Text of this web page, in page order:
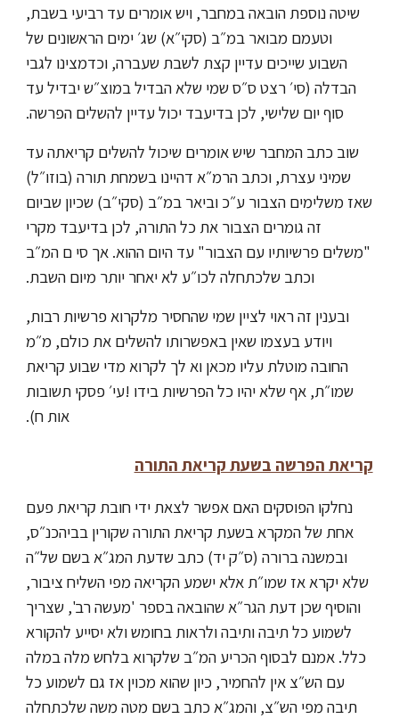
שיטה נוספת הובאה במחבר, ויש אומרים עד רביעי בשבת,
וטעמם מבואר במ״ב (סקי״א) שג׳ ימים הראשונים של
השבוע שייכים עדיין קצת לשבת שעברה, וכדמצינו לגבי
הבדלה (סי׳ רצט ס״ס שמי שלא הבדיל במוצ״ש יבדיל עד
סוף יום שלישי, לכן בדיעבד יכול עדיין להשלים הפרשה.
שוב כתב המחבר שיש אומרים שיכול להשלים קריאתה עד
שמיני עצרת, וכתב הרמ״א דהיינו בשמחת תורה (בוזו״ל)
שאז משלימים הצבור ע״כ וביאר במ״ב (סקי״ב) שכיון שביום
זה גומרים הצבור את כל התורה, לכן בדיעבד מקרי
"משלים פרשיותיו עם הצבור" עד היום ההוא. אך סי ם המ״ב
וכתב שלכתחלה לכו״ע לא יאחר יותר מיום השבת.
ובענין זה ראוי לציין שמי שהחסיר מלקרוא פרשיות רבות,
ויודע בעצמו שאין באפשרותו להשלים את כולם, מ״מ
החובה מוטלת עליו מכאן וא לך לקרוא מדי שבוע קריאת
שמו״ת, אף שלא יהיו כל הפרשיות בידו !עי׳ פסקי תשובות
אות ח).
קריאת הפרשה בשעת קריאת התורה
נחלקו הפוסקים האם אפשר לצאת ידי חובת קריאת פעם
אחת של המקרא בשעת קריאת התורה שקורין בביהכנ״ס,
ובמשנה ברורה (ס״ק יד) כתב שדעת המג״א בשם של״ה
שלא יקרא אז שמו״ת אלא ישמע הקריאה מפי השליח ציבור,
והוסיף שכן דעת הגר״א שהובאה בספר 'מעשה רב', שצריך
לשמוע כל תיבה ותיבה ולראות בחומש ולא יסייע להקורא
כלל. אמנם לבסוף הכריע המ״ב שלקרוא בלחש מלה במלה
עם הש״צ אין להחמיר, כיון שהוא מכוין אז גם לשמוע כל
תיבה מפי הש״צ, והמג״א כתב בשם מטה משה שלכתחלה